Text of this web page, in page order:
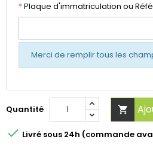
*Plaque d'immatriculation ou
Merci de remplir tous les
Quantité 
 Livré sous 24h (commande